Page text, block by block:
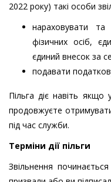
2022 року) такі особи
нараховувати
фізичних осіб,
єдиний внесок за
подавати
Пільга діє навіть
продовжуєте отримувати
під час служби.
Терміни дії пільги
Звільнення